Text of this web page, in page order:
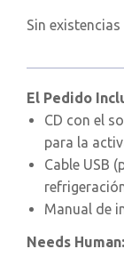
Sin existencias
El Pedido
CD con el
para la
Cable USB
Manual de
Needs Human: